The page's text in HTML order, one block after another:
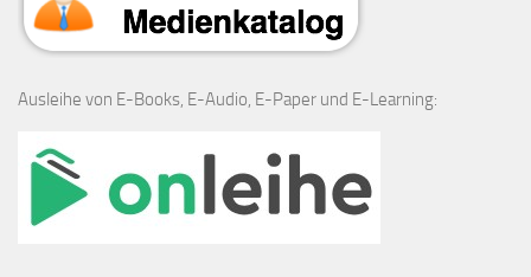
Ausleihe von E-Books, E-Audio, E-Paper und E-Learning: